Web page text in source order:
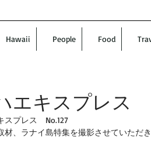
Hawaii People Food
エキスプレス
スプレス　No.127
材、ラナイ島特集を撮影させていただ